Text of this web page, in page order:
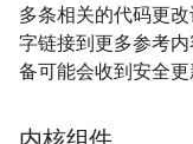
多条相关的代码更
字链接到更多参考
备可能会收到安全